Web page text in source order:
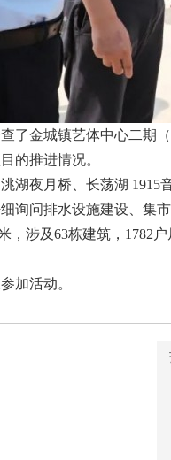
了金城镇艺体中心二期
的推进情况。
湖夜月桥、长荡湖 1915
询问排水设施建设、集
，涉及63栋建筑，1782
加活动。